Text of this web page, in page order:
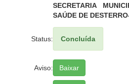
SECRETARIA
SAÚDE DE
Status: Concluída
Aviso: Baixar